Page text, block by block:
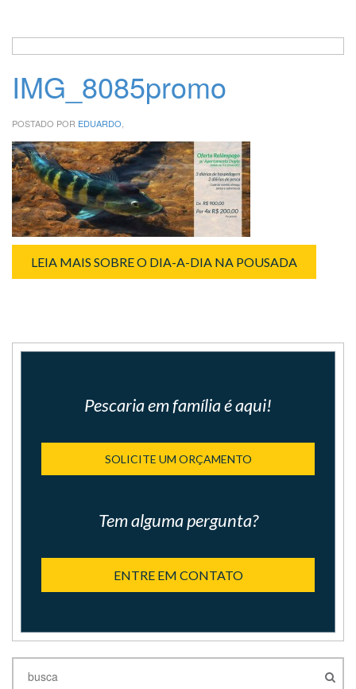
IMG_8085promo
POSTADO POR EDUARDO,
LEIA MAIS SOBRE O DIA-A-DIA NA POUSADA
Pescaria em família é aqui!
SOLICITE UM ORÇAMENTO
Tem alguma pergunta?
ENTRE EM CONTATO